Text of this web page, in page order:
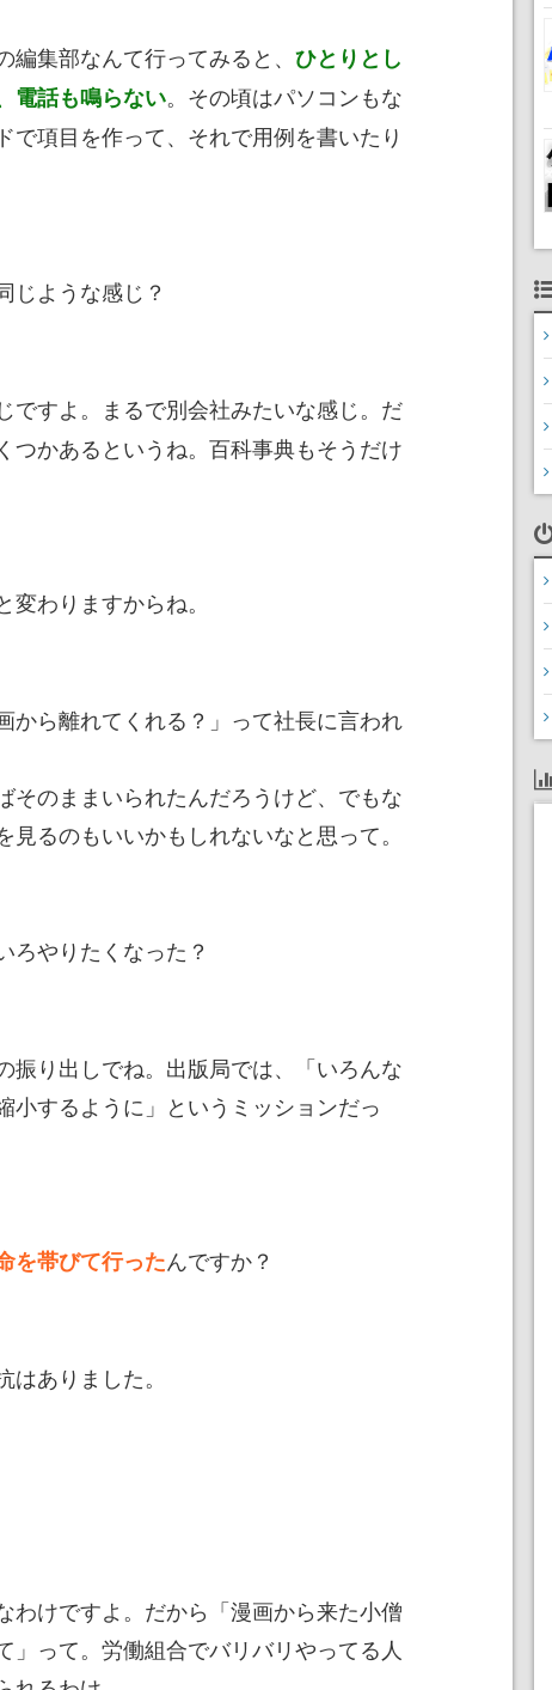
編集部なんて行ってみると、 ひとりとし
電話も鳴らない。その頃はパソコンもな
で項目を作って、それで用例を書いたり
じような感じ？
ですよ。まるで別会社みたいな感じ。だ
つかあるというね。百科事典もそうだけ
わりますからね。
ら離れてくれる？」って社長に言われ
のままいられたんだろうけど、でもな
るのもいいかもしれないなと思って。
やりたくなった？
り出しでね。出版局では、「いろんな
小するように」というミッションだっ
を帯びて行ったんですか？
ありました。
けですよ。だから「漫画から来た小僧
」って。労働組合でバリバリやってる人